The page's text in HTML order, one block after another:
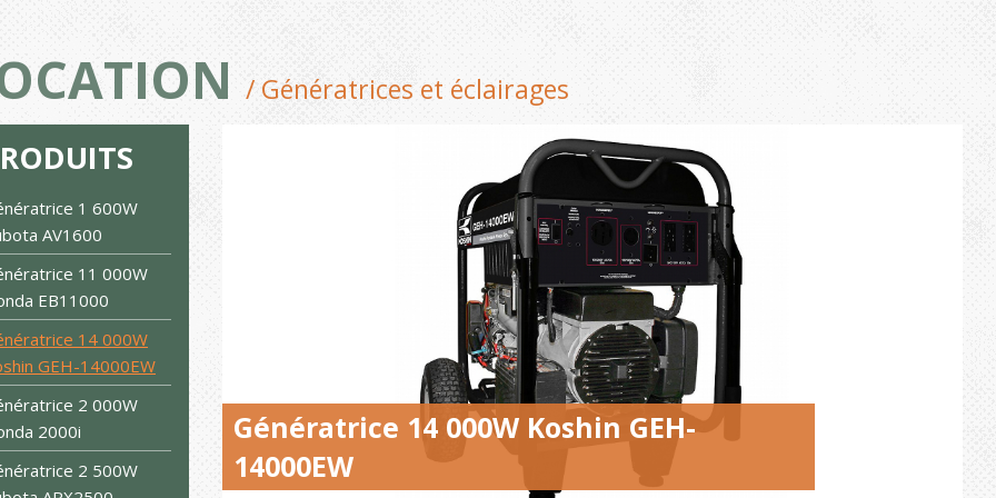
/ Génératrices et éclairages
1 600W
AV1600
11 000W
EB11000
14 000W
GEH-14000EW
2 000W
2000i
2 500W
Génératrice 14 000W Koshin GEH-
14000EW